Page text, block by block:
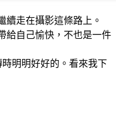
續走在攝影這條路上。
給自己愉快，不也是一件
明明好好的。看來我下